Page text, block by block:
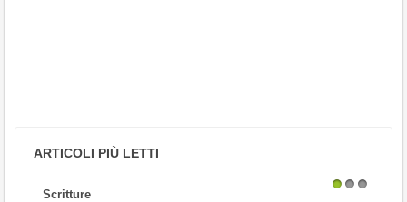
ARTICOLI PIÙ LETTI
Scritture